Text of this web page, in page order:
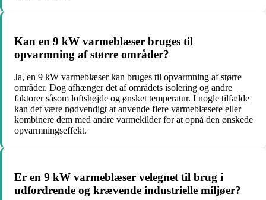
Kan en 9 kW varmeblæser bruges til
opvarmning af større områder?
Ja, en 9 kW varmeblæser kan bruges til opvarmning af større
områder. Dog afhænger det af områdets isolering og andre
faktorer såsom loftshøjde og ønsket temperatur. I nogle tilfælde
kan det være nødvendigt at anvende flere varmeblæsere eller
kombinere dem med andre varmekilder for at opnå den ønskede
opvarmningseffekt.
Er en 9 kW varmeblæser velegnet til brug i
udfordrende og krævende industrielle miljøer?